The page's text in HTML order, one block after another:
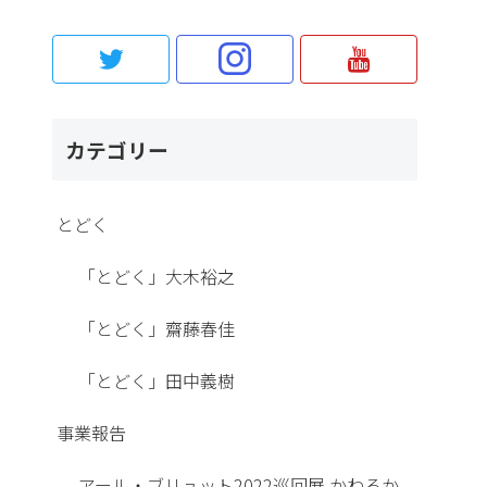
カテゴリー
とどく
「とどく」大木裕之
「とどく」齋藤春佳
「とどく」田中義樹
事業報告